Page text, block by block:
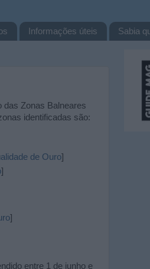
Informações úteis Sabia
das Zonas Balneares
identificadas são:
de Ouro]
]
]
entre 1 de junho e